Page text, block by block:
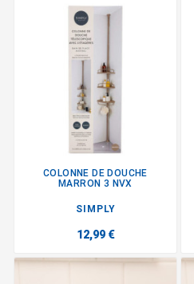
COLONNE DE DOUCHE
MARRON 3 NVX
SIMPLY
12,99 €